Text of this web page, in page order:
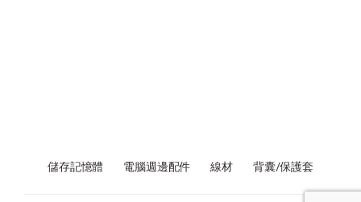
儲存記憶體 電腦週邊配件 線材 背囊/保護套